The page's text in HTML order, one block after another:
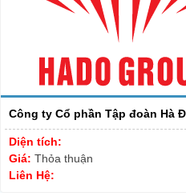
Công ty Cổ phần Tập đoàn Hà
Diện tích:
Giá: Thỏa thuận
Liên Hệ: